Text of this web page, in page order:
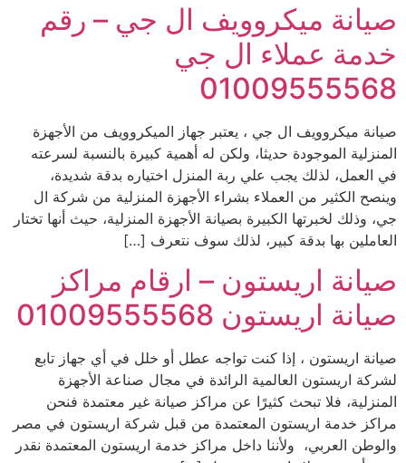
صيانة ميكروويف ال جي – رقم
خدمة عملاء ال جي
01009555568
صيانة ميكروويف ال جي ، يعتبر جهاز الميكروويف من الأجهزة
المنزلية الموجودة حديثا، ولكن له أهمية كبيرة بالنسبة لسرعته
في العمل، لذلك يجب علي ربة المنزل اختياره بدقة شديدة،
وينصح الكثير من العملاء بشراء الأجهزة المنزلية من شركة ال
جي، وذلك لخبرتها الكبيرة بصيانة الأجهزة المنزلية، حيث أنها تختار
العاملين بها بدقة كبير، لذلك سوف نتعرف […]
صيانة اريستون – ارقام مراكز
صيانة اريستون 01009555568
صيانة اريستون ، إذا كنت تواجه عطل أو خلل في أي جهاز تابع
لشركة اريستون العالمية الرائدة في مجال صناعة الأجهزة
المنزلية، فلا تبحث كثيرًا عن مراكز صيانة غير معتمدة فنحن
مراكز خدمة اريستون المعتمدة من قبل شركة اريستون في مصر
والوطن العربي، ولأننا داخل مراكز خدمة اريستون المعتمدة نقدر